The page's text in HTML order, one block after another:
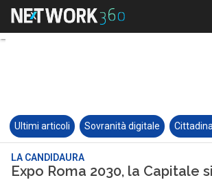
Ultimi articoli Sovranità digitale
LA CANDIDAURA
Expo Roma 2030, la Capitale